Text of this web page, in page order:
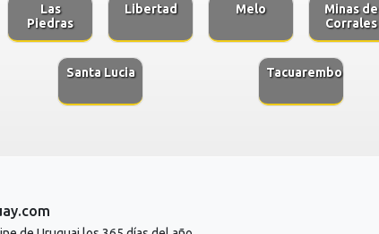
Las
Piedras
Libertad Melo
Minas de
Corrales
Santa Lucia Tacuarembo